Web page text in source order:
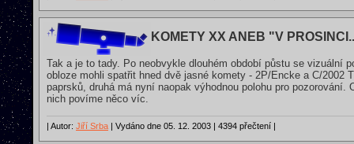
KOMETY XX ANEB "V
Tak a je to tady. Po neobvykle dlouhém období půstu se vizuální
obloze mohli spatřit hned dvě jasné komety - 2P/Encke a C/
paprsků, druhá má nyní naopak výhodnou polohu pro
nich povíme něco víc.
| Autor: Jiří Srba | Vydáno dne 05. 12. 2003 | 4394 přečtení |